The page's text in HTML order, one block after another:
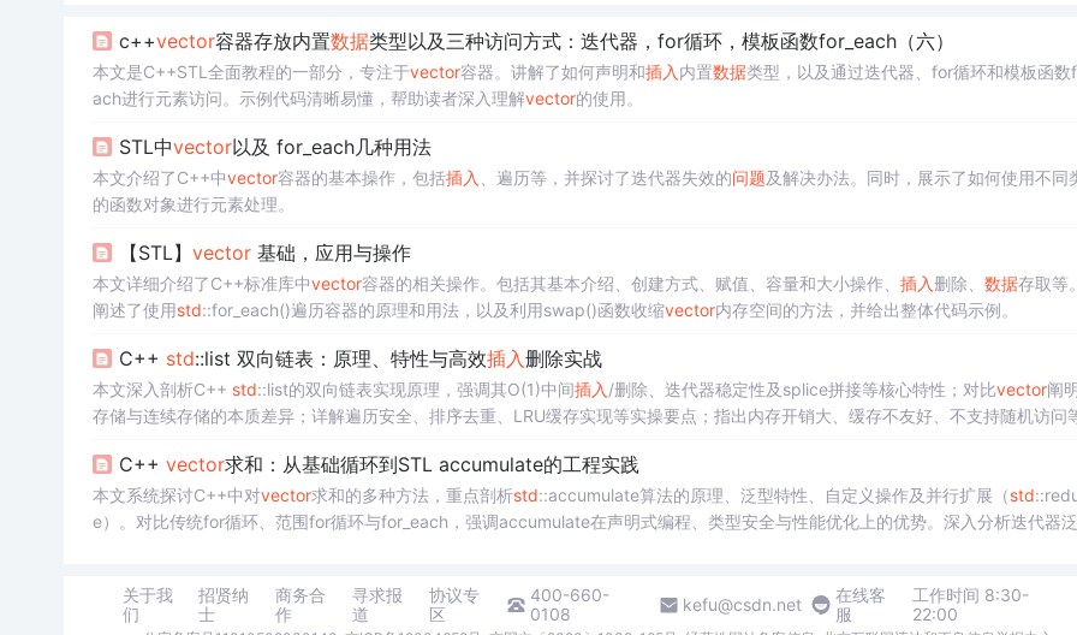
c++vector容器存放内置数据类型以及三种访问方式：迭代器，for循环，模板函数for_each（六）
本文是C++STL全面教程的一部分，专注于vector容器。讲解了如何声明和插入 内置数据类型，以及通过迭代器、for循环和模板函数
ach进行元素访问。示例代码清晰易懂，帮助读者深入理解vector的使用。
STL中vector以及 for_each几种用法
本文介绍了C++中vector容器的基本操作，包括插入 、遍历等，并探讨了迭代器失效的问题及解决办法。同时，展示了如何使用不同
的函数对象进行元素处理。
【STL】 vector基础，应用与操作
本文详细介绍了C++标准库中vector容器的相关操作。包括其基本介绍、创建方式、赋值、容量和大小操作、 插入删除、 数据存取等
阐述了使用std::for_each()遍历容器的原理和用法，以及利用swap()函数收缩vector内存空间的方法，并给出整体代码示例。
C++ std::list 双向链表：原理、特性与高效插入删除实战
本文深入剖析C++ std::list的双向链表实现原理，强调其O(1)中间插入 /删除、迭代器稳定性及splice拼接等核心特性；对比vector阐
存储与连续存储的本质差异；详解遍历安全、排序去重、LRU缓存实现等实操要点；指出内存开销大、缓存不友好、不支持随机访问
C++ vector求和：从基础循环到STL accumulate的工程实践
本文系统探讨C++中对vector求和的多种方法，重点剖析std::accumulate算法的原理、泛型特性、自定义操作及并行扩展（std
e）。对比传统for循环、范围for循环与for_each，强调accumulate在声明式编程、类型安全与性能优化上的优势。深入分析迭代器泛
关于我
们
招贤纳
士
商务合
作
寻求报
道
协议专
区
400-660-
0108
kefu@csdn.net
在线客
服
工作时间 8:30-
22:00